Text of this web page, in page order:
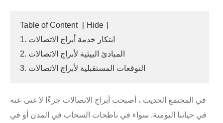
Table of Content [ Hide ]
1. ابتكار خدمة أبراج الاتصالات
2. المبادئ البيئية لأبراج الاتصالات
3. التوقعات المستقبلية لأبراج الاتصالات
في المجتمع الحديث ، أصبحت أبراج الاتصالات جزءًا لا غنى عنه
في حياتنا اليومية. سواء في ناطحات السحاب في المدن أو في